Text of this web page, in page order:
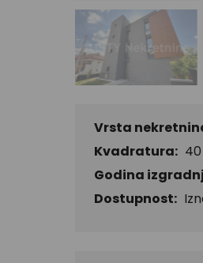
Vrsta
Kvadratura:
Godina
Dostupnost: